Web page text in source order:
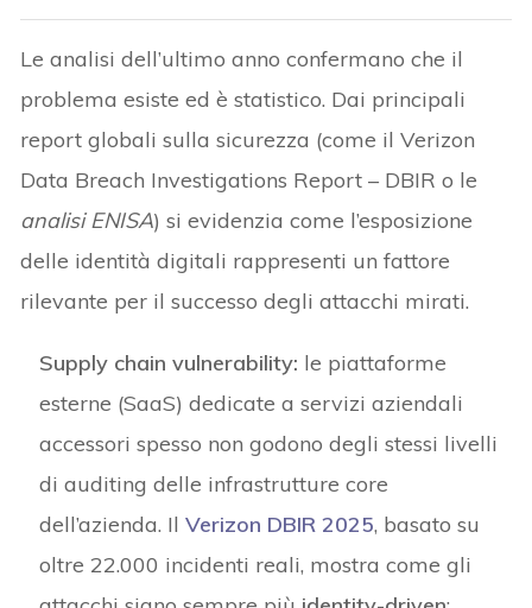
Le analisi dell’ultimo anno confermano che il
problema esiste ed è statistico. Dai principali
report globali sulla sicurezza (come il Verizon
Data Breach Investigations Report – DBIR o le
analisi ENISA) si evidenzia come l’esposizione
delle identità digitali rappresenti un fattore
rilevante per il successo degli attacchi mirati.
Supply chain vulnerability: le piattaforme
esterne (SaaS) dedicate a servizi aziendali
accessori spesso non godono degli stessi livelli
di auditing delle infrastrutture core
dell’azienda. IlVerizon DBIR 2025, basato su
oltre 22.000 incidenti reali, mostra come gli